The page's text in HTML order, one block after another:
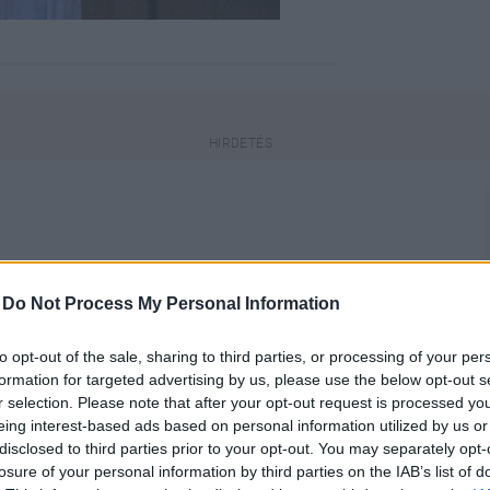
Do Not Process My Personal Information
opt-out of the sale, sharing to third parties, or processing of your
for targeted advertising by us, please use the below opt-out
selection. Please note that after your opt-out request is processed
interest-based ads based on personal information utilized by us
to third parties prior to your opt-out. You may separately
of your personal information by third parties on the IAB’s list of
aktív a vörös szőnyegen, ennek
gyerekeire és Honest
Finest rendőrös sorozatára.